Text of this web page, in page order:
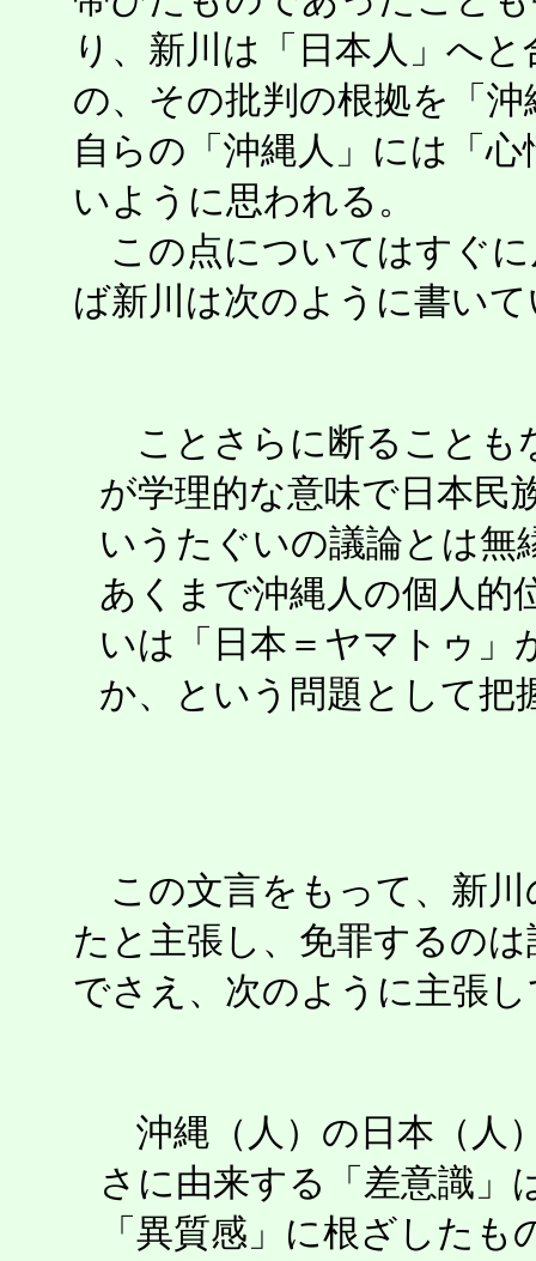
り、新川は「日本人」へ
の、その批判の根拠を「
自らの「沖縄人」には「
いように思われる。
この点についてはすぐ
ば新川は次のように書い
ことさらに断ることも
が学理的な意味で日本民
いうたぐいの議論とは無
あくまで沖縄人の個人的
いは「日本＝ヤマトゥ」
か、という問題として把
この文言をもって、新川
たと主張し、免罪するの
でさえ、次のように主張
沖縄（人）の日本（人
さに由来する「差意識」
「異質感」に根ざした